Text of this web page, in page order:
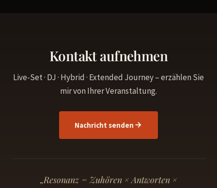
Kontakt aufnehmen
Live-Set · DJ · Hybrid · Extended Journey – erzählen Sie
mir von Ihrer Veranstaltung.
Nachricht senden
„Resonanz = Zuhören × Antworten ×